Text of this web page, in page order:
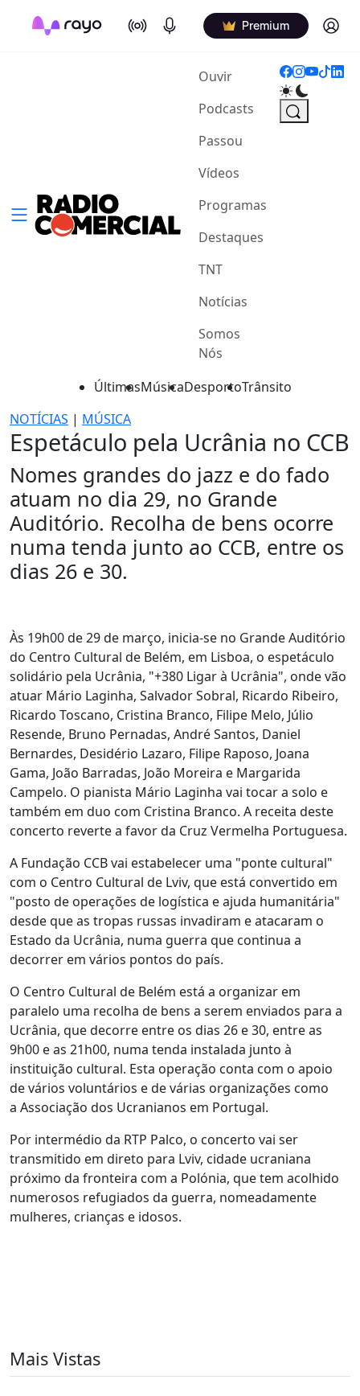
On Air Podcasts Premium Log in
Ouvir(current)
Podcasts
Passou
Vídeos
Programas
Destaques
TNT
Notícias
Somos
Nós
ÚltimasMúsicaDesportoTrânsito
NOTÍCIAS | MÚSICA
Espetáculo pela Ucrânia no CCB
Nomes grandes do jazz e do fado
atuam no dia 29, no Grande
Auditório. Recolha de bens ocorre
numa tenda junto ao CCB, entre os
dias 26 e 30.
Às 19h00 de 29 de março, inicia-se no Grande Auditório
do Centro Cultural de Belém, em Lisboa, o espetáculo
solidário pela Ucrânia, "+380 Ligar à Ucrânia", onde vão
atuar Mário Laginha, Salvador Sobral, Ricardo Ribeiro,
Ricardo Toscano, Cristina Branco, Filipe Melo, Júlio
Resende, Bruno Pernadas, André Santos, Daniel
Bernardes, Desidério Lazaro, Filipe Raposo, Joana
Gama, João Barradas, João Moreira e Margarida
Campelo. O pianista Mário Laginha vai tocar a solo e
também em duo com Cristina Branco. A receita deste
concerto reverte a favor da Cruz Vermelha Portuguesa.
A Fundação CCB vai estabelecer uma "ponte cultural"
com o Centro Cultural de Lviv, que está convertido em
"posto de operações de logística e ajuda humanitária"
desde que as tropas russas invadiram e atacaram o
Estado da Ucrânia, numa guerra que continua a
decorrer em vários pontos do país.
O Centro Cultural de Belém está a organizar em
paralelo uma recolha de bens a serem enviados para a
Ucrânia, que decorre entre os dias 26 e 30, entre as
9h00 e as 21h00, numa tenda instalada junto à
instituição cultural. Esta operação conta com o apoio
de vários voluntários e de várias organizações como
a Associação dos Ucranianos em Portugal.
Por intermédio da RTP Palco, o concerto vai ser
transmitido em direto para Lviv, cidade ucraniana
próximo da fronteira com a Polónia, que tem acolhido
numerosos refugiados da guerra, nomeadamente
mulheres, crianças e idosos.
Mais Vistas